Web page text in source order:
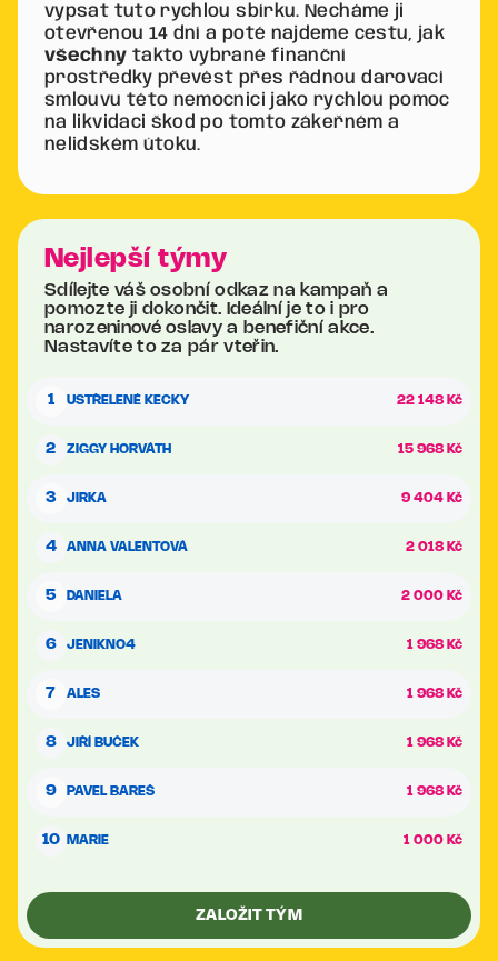
vypsat tuto rychlou sbírku. Necháme ji
otevřenou 14 dní a poté najdeme cestu, jak
všechny takto vybrané finanční
prostředky převést přes řádnou darovací
smlouvu této nemocnici jako rychlou pomoc
na likvidaci škod po tomto zákeřném a
nelidském útoku.
Nejlepší týmy
Sdílejte váš osobní odkaz na kampaň a
pomozte ji dokončit. Ideální je to i pro
narozeninové oslavy a benefiční akce.
Nastavíte to za pár vteřin.
1 USTŘELENÉ KECKY 22 148 Kč
2 ZIGGY HORVÁTH 15 968 Kč
3 JIRKA 9 404 Kč
4 ANNA VALENTOVÁ 2 018 Kč
5 DANIELA 2 000 Kč
6 JENIKNO4 1 968 Kč
7 ALES 1 968 Kč
8 JIŘÍ BUČEK 1 968 Kč
9 PAVEL BAREŠ 1 968 Kč
10 MARIE 1 000 Kč
ZALOŽIT TÝM